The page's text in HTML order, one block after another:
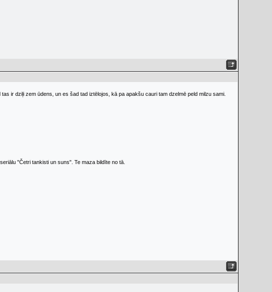
ir dziļi zem ūdens, un es šad tad iztēlojos, kā pa apakšu cauri tam dzelmē peld milzu sami.
"Četri tankisti un suns". Te maza bildīte no tā.